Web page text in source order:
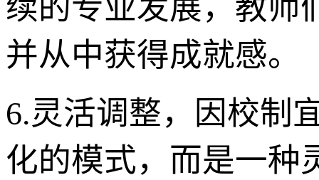
续的专业发展，教师
并从中获得成就感。
6.灵活调整，因校制
化的模式，而是一种